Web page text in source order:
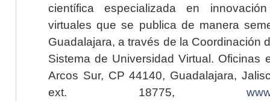
científica especializada en
virtuales que se publica de manera
Guadalajara, a través de la Coordinación
Sistema de Universidad Virtual. Oficinas
Arcos Sur, CP 44140, Guadalajara,
ext. 18775,